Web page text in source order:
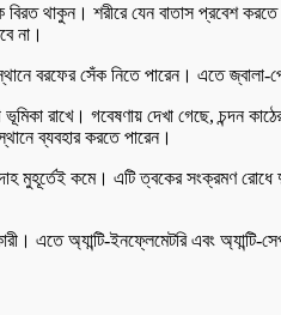
বিরত থাকুন। শরীরে যেন বাতাস প্রবেশ
না।
বরফের সেঁক নিতে পারেন। এতে জ্বালা-
রাখে। গবেষণায় দেখা গেছে, চন্দন
ব্যবহার করতে পারেন।
মুহূর্তেই কমে। এটি ত্বকের সংক্রমণ
এতে অ্যান্টি-ইনফ্লেমেটরি এবং